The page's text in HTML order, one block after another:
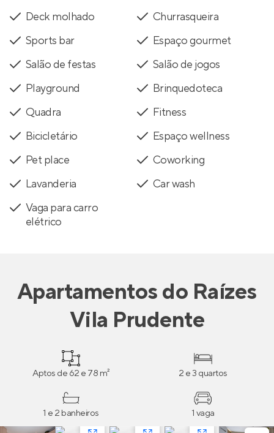
Deck molhado
Churrasqueira
Sports bar
Espaço gourmet
Salão de festas
Salão de jogos
Playground
Brinquedoteca
Quadra
Fitness
Bicicletário
Espaço wellness
Pet place
Coworking
Lavanderia
Car wash
Vaga para carro
elétrico
Apartamentosdo Raízes
Vila Prudente
Aptos de 62 e 78 m² 2 e 3 quartos
1 e 2 banheiros 1 vaga